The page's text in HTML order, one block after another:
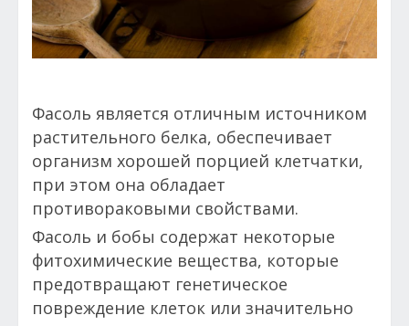
Фасоль является отличным источником
растительного белка, обеспечивает
организм хорошей порцией клетчатки,
при этом она обладает
противораковыми свойствами.
Фасоль и бобы содержат некоторые
фитохимические вещества, которые
предотвращают генетическое
повреждение клеток или значительно